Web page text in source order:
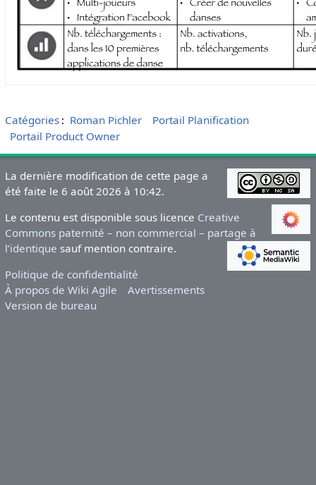
Catégories: Roman Pichler
Portail Planification
Portail Product Owner
La dernière modification de cette page a
été faite le 6 août 2026 à 10:42.
Le contenu est disponible sous licence Creative
Commons paternité – non commercial – partage à
l’identique sauf mention contraire.
Politique de confidentialité
À propos de Wiki Agile
Avertissements
Version de bureau